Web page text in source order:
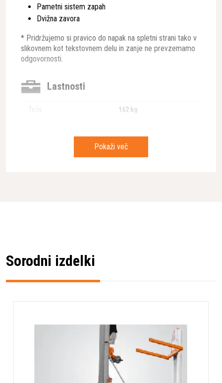
Pametni sistem zapah
Dvižna zavora
* Pridržujemo si pravico do napak na spletni strani tako v
slikovnem kot tekstovnem delu in zanje ne prevzemamo
odgovornosti.
Lastnosti
Teža
162 kg
Lokacija uporabe
Raven teren
Pokaži več
Sorodni izdelki